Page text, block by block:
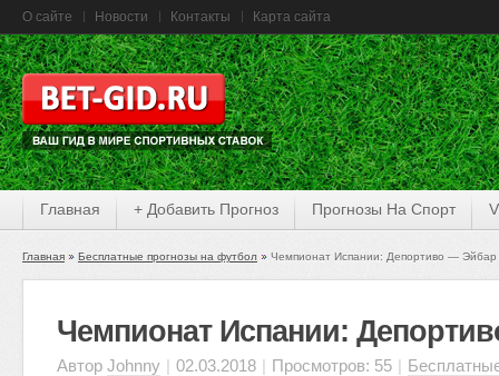
О сайте Новости Контакты Карта сайта
Главная + Добавить Прогноз Прогнозы На Спорт
Главная Бесплатные прогнозы на футбол Чемпионат Испании: Депортиво — Эйбар
Чемпионат Испании:
Автор Johnny | 02.03.2018 | Просмотров: 55 |